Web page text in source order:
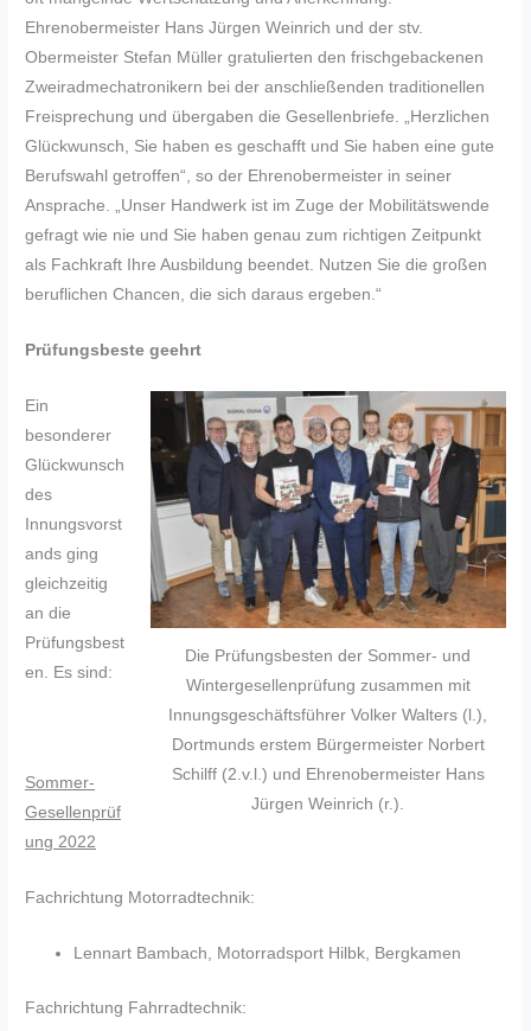
Ehrenobermeister Hans Jürgen Weinrich und der stv.
Obermeister Stefan Müller gratulierten den frischgebackenen
Zweiradmechatronikern bei der anschließenden traditionellen
Freisprechung und übergaben die Gesellenbriefe. „Herzlichen
Glückwunsch, Sie haben es geschafft und Sie haben eine gute
Berufswahl getroffen“, so der Ehrenobermeister in seiner
Ansprache. „Unser Handwerk ist im Zuge der Mobilitätswende
gefragt wie nie und Sie haben genau zum richtigen Zeitpunkt
als Fachkraft Ihre Ausbildung beendet. Nutzen Sie die großen
beruflichen Chancen, die sich daraus ergeben.“
Prüfungsbeste geehrt
Die Prüfungsbesten der Sommer- und
Wintergesellenprüfung zusammen mit
Innungsgeschäftsführer Volker Walters (l.),
Dortmunds erstem Bürgermeister Norbert
Schilff (2.v.l.) und Ehrenobermeister Hans
Jürgen Weinrich (r.).
Ein
besonderer
Glückwunsch
des
Innungsvorst
ands ging
gleichzeitig
an die
Prüfungsbest
en. Es sind:
Sommer-
Gesellenprüf
ung 2022
Fachrichtung Motorradtechnik:
Lennart Bambach, Motorradsport Hilbk, Bergkamen
Fachrichtung Fahrradtechnik: